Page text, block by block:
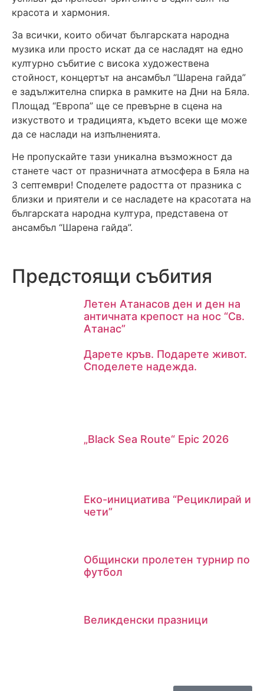
красота и хармония.
За всички, които обичат българската народна
музика или просто искат да се насладят на едно
културно събитие с висока художествена
стойност, концертът на ансамбъл “Шарена гайда”
е задължителна спирка в рамките на Дни на Бяла.
Площад “Европа” ще се превърне в сцена на
изкуството и традицията, където всеки ще може
да се наслади на изпълненията.
Не пропускайте тази уникална възможност да
станете част от празничната атмосфера в Бяла на
3 септември! Споделете радостта от празника с
близки и приятели и се насладете на красотата на
българската народна култура, представена от
ансамбъл “Шарена гайда”.
Предстоящи събития
Летен Атанасов ден и ден на
античната крепост на нос “Св.
Атанас”
Дарете кръв. Подарете живот.
Споделете надежда.
„Black Sea Route“ Epic 2026
Еко-инициатива “Рециклирай и
чети”
Общински пролетен турнир по
футбол
Великденски празници